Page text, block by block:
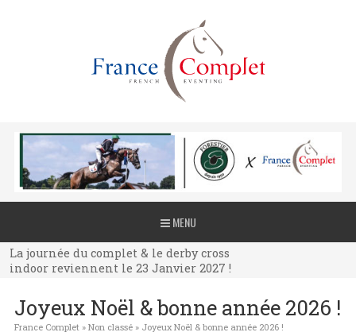
MENU
La journée du complet & le derby cross
indoor reviennent le 23 Janvier 2027 !
La journée du complet & le derby cross
indoor reviennent le 23 Janvier 2027 !
indoor reviennent le 23 Janvier 2027 !
Joyeux Noël & bonne année 2026 !
France Complet» Non classé» Joyeux Noël & bonne année 2026 !